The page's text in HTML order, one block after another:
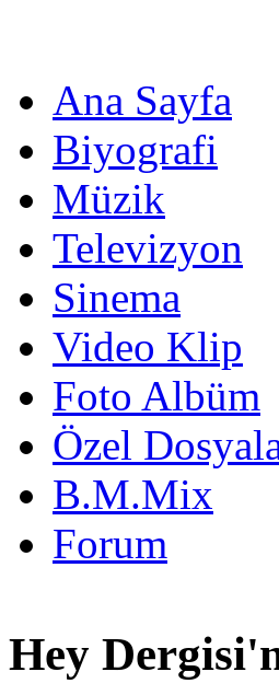
Ana Sayfa
Biyografi
Müzik
Televizyon
Sinema
Video Klip
Foto Albüm
Özel
B.M.Mix
Forum
Hey